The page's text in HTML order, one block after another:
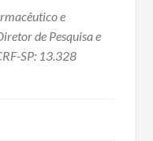
e
de Pesquisa e
SP: 13.328